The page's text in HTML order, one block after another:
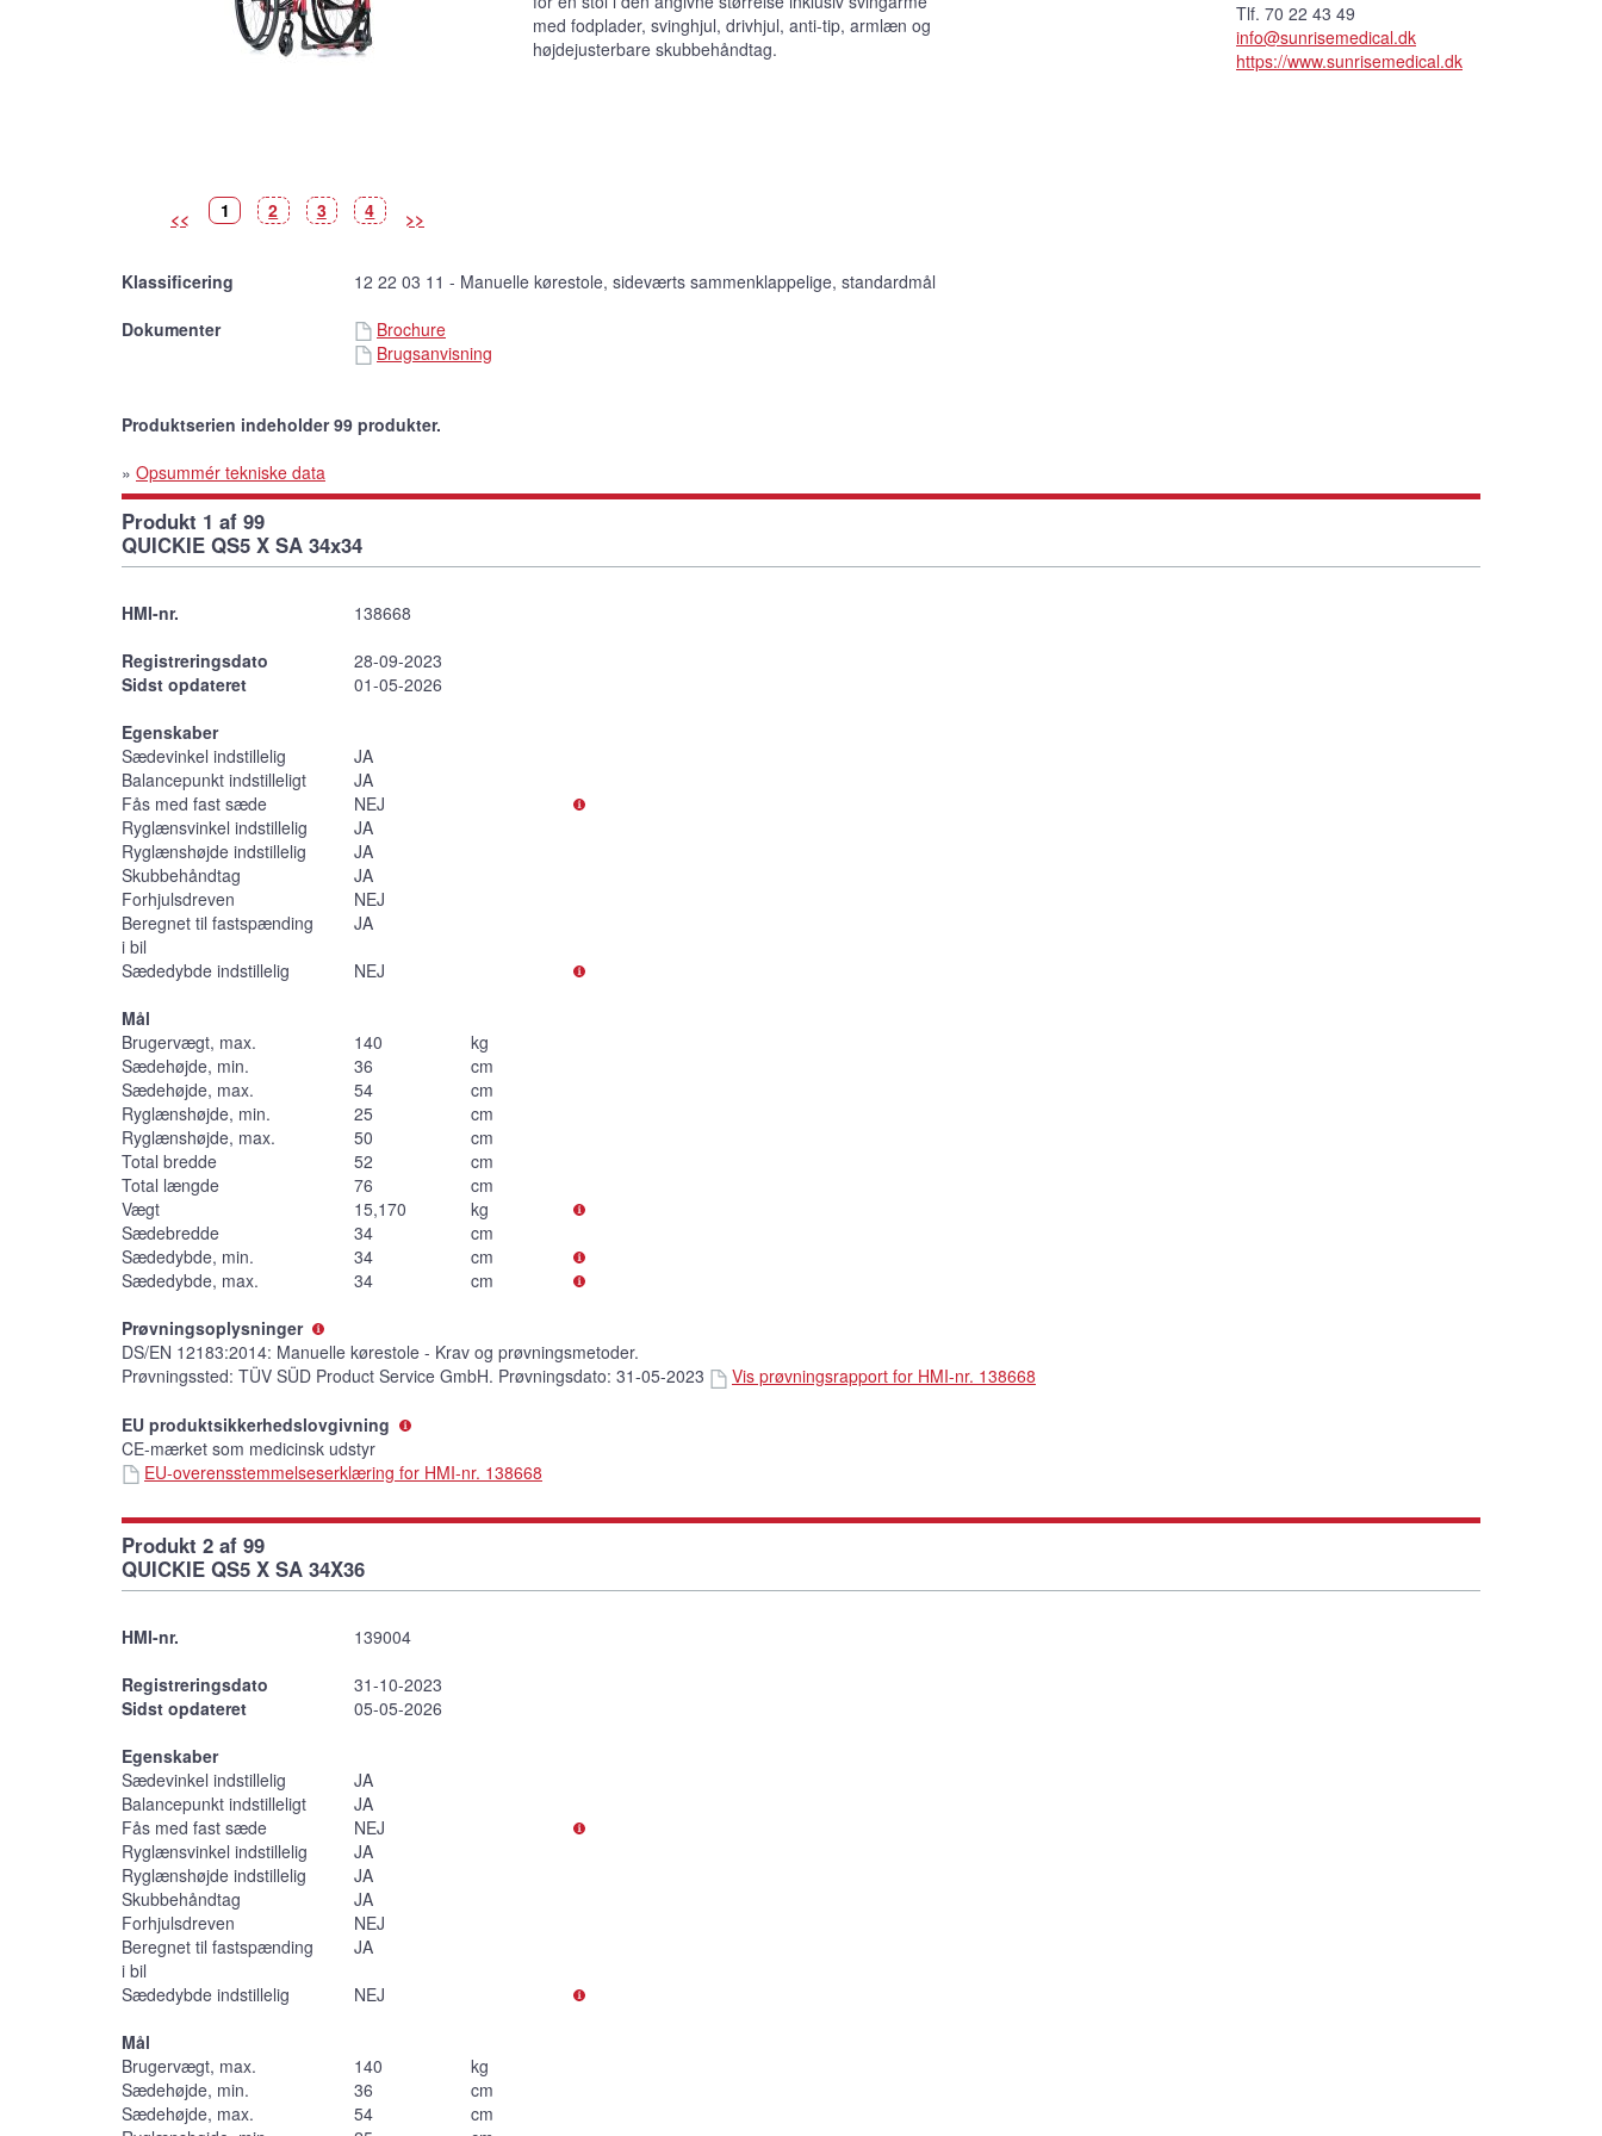
<< >>
Billede
1 (Vist
billede)
Billede
2 Billede
3 Billede
4
med fodplader, svinghjul, drivhjul, anti-tip, armlæn og
højdejusterbare skubbehåndtag.
Tlf. 70 22 43 49
info@sunrisemedical.dk
https://www.sunrisemedical.dk
Klassificering
12 22 03 11 - Manuelle kørestole, sideværts sammenklappelige, standardmål
Dokumenter
Brochure
Brugsanvisning
Produktserien indeholder 99 produkter.
» Opsummér tekniske data
Produkt 1 af 99
QUICKIE QS5 X SA 34x34
HMI-nr.
138668
Registreringsdato
28-09-2023
Sidst opdateret
01-05-2026
Egenskaber
Sædevinkel indstillelig
JA
Balancepunkt indstilleligt
JA
Fås med fast sæde
NEJ
Ryglænsvinkel indstillelig
JA
Ryglænshøjde indstillelig
JA
Skubbehåndtag
JA
Forhjulsdreven
NEJ
Beregnet til fastspænding
i bil
JA
Sædedybde indstillelig
NEJ
Mål
Brugervægt, max.
140
kg
Sædehøjde, min.
36
cm
Sædehøjde, max.
54
cm
Ryglænshøjde, min.
25
cm
Ryglænshøjde, max.
50
cm
Total bredde
52
cm
Total længde
76
cm
Vægt
15,170
kg
Sædebredde
34
cm
Sædedybde, min.
34
cm
Sædedybde, max.
34
cm
Prøvningsoplysninger
DS/EN 12183:2014: Manuelle kørestole - Krav og prøvningsmetoder.
Prøvningssted: TÜV SÜD Product Service GmbH. Prøvningsdato: 31-05-2023
Vis prøvningsrapport for HMI-nr. 138668
EU produktsikkerhedslovgivning
CE-mærket som medicinsk udstyr
EU-overensstemmelseserklæring for HMI-nr. 138668
Produkt 2 af 99
QUICKIE QS5 X SA 34X36
HMI-nr.
139004
Registreringsdato
31-10-2023
Sidst opdateret
05-05-2026
Egenskaber
Sædevinkel indstillelig
JA
Balancepunkt indstilleligt
JA
Fås med fast sæde
NEJ
Ryglænsvinkel indstillelig
JA
Ryglænshøjde indstillelig
JA
Skubbehåndtag
JA
Forhjulsdreven
NEJ
Beregnet til fastspænding
i bil
JA
Sædedybde indstillelig
NEJ
Mål
Brugervægt, max.
140
kg
Sædehøjde, min.
36
cm
Sædehøjde, max.
54
cm